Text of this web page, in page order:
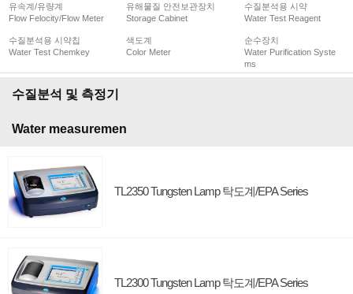
유속계/유량계
Flow Felocity/Flow Meter
유해물질 안전보관장치
Storage Cabinet
수질분석용 시약
Water Test Reagent
수질분석용 시약칩
Water Test Chemkey
색도계
Color Meter
순수장치
Water Purification Syste
ms
수질분석 및 측정기
Water measuremen
TL2350 Tungsten Lamp 탁도계/EPA Series
TL2300 Tungsten Lamp 탁도계/EPA Series